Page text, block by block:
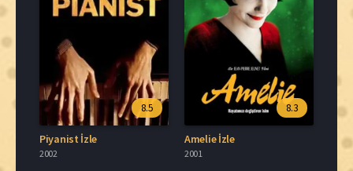
8.5
Piyanist İzle
2002
8.3
Amelie İzle
2001